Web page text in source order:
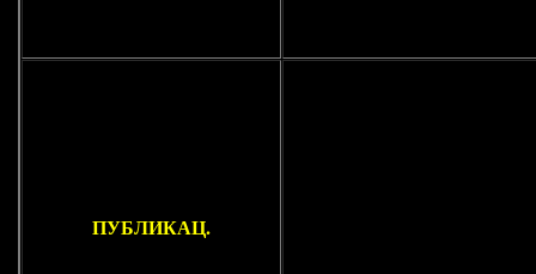
ПУБЛИКАЦ.